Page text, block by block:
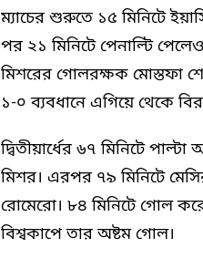
ম্যাচের শুরুতে ১৫ মিনিটে
পর ২১ মিনিটে পেনাল্টি
মিশরের গোলরক্ষক মোস্তফা
১-০ ব্যবধানে এগিয়ে থেকে
দ্বিতীয়ার্ধের ৬৭ মিনিটে
মিশর। এরপর ৭৯ মিনিটে
রোমেরো। ৮৪ মিনিটে গোল
বিশ্বকাপে তার অষ্টম গোল।